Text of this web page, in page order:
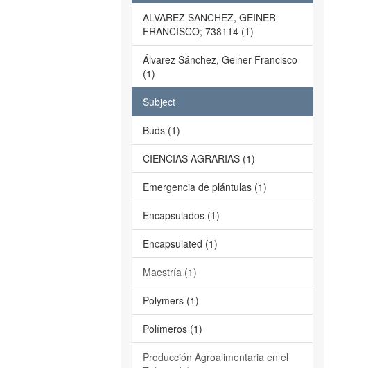
ALVAREZ SANCHEZ, GEINER
FRANCISCO; 738114 (1)
Álvarez Sánchez, Geiner Francisco
(1)
Subject
Buds (1)
CIENCIAS AGRARIAS (1)
Emergencia de plántulas (1)
Encapsulados (1)
Encapsulated (1)
Maestría (1)
Polymers (1)
Polímeros (1)
Producción Agroalimentaria en el